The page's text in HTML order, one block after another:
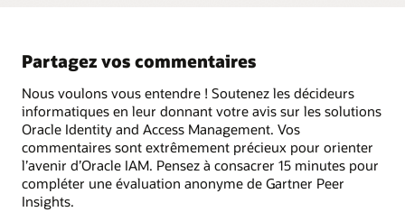
Partagez vos commentaires
Nous voulons vous entendre ! Soutenez les décideurs
informatiques en leur donnant votre avis sur les solutions
Oracle Identity and Access Management. Vos
commentaires sont extrêmement précieux pour orienter
l’avenir d’Oracle IAM. Pensez à consacrer 15 minutes pour
compléter une évaluation anonyme de Gartner Peer
Insights.